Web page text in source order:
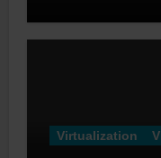
Virtualization